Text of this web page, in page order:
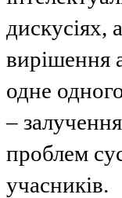
дискусіях,
вирішення
одне
–
проблем
учасників.